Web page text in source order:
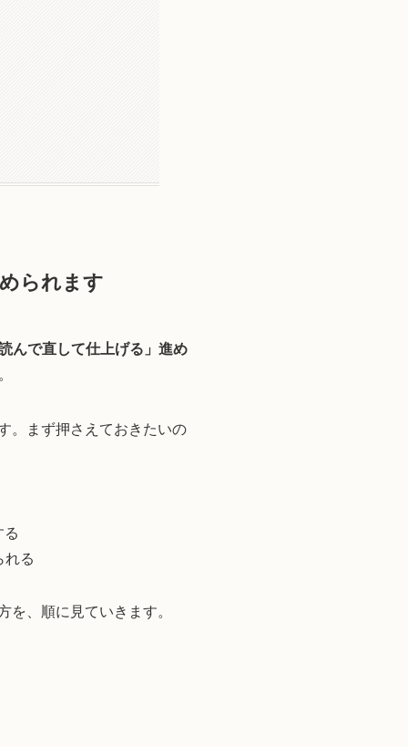
られます
んで直して仕上げる」進め
。まず押さえておきたいの
る
れる
、順に見ていきます。